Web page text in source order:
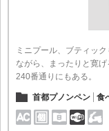
ミニプール、ブティッ
ながら、まったりと寛
240番通りにもある。
首都プノンペン 食